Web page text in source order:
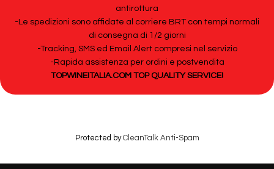
antirottura
-Le spedizioni sono affidate al corriere BRT con tempi normali
di consegna di 1/2 giorni
-Tracking, SMS ed Email Alert compresi nel servizio
-Rapida assistenza per ordini e postvendita
TOPWINEITALIA.COM TOP QUALITY SERVICE!
Protected byCleanTalk Anti-Spam